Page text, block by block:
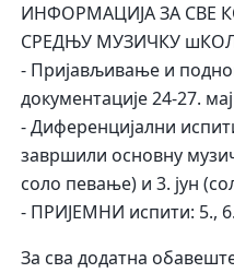
ИНФОРМАЦИЈА ЗА СВЕ
СРЕДЊУ МУЗИЧКУ
- Пријављивање и
документације 24-27. мај
- Диференцијални
завршили основну
соло певање) и 3. јун
- ПРИЈЕМНИ испити: 5., 6.
За сва додатна